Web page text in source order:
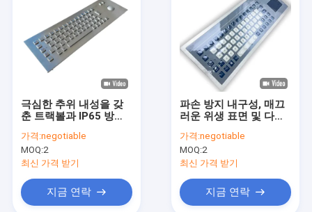
극심한 추위 내성을 갖
춘 트랙볼과 IP65 방수
인리스 스틸 산업 키보
드
가격:negotiable
MOQ:2
최신 가격 받기
지금 연락
파손 방지 내구성, 매끄
러운 위생 표면 및 다중
능을 갖춘 산업용 멤브
레인 키보드
가격:negotiable
MOQ:2
최신 가격 받기
지금 연락